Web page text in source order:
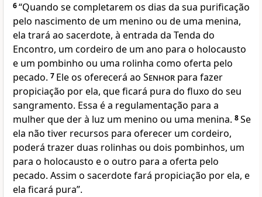
6“Quando se completarem os dias da sua purificação
pelo nascimento de um menino ou de uma menina,
ela trará ao sacerdote, à entrada da Tenda do
Encontro, um cordeiro de um ano para o holocausto
e um pombinho ou uma rolinha como oferta pelo
pecado. 7 Ele os oferecerá ao Senhor para fazer
propiciação por ela, que ficará pura do fluxo do seu
sangramento. Essa é a regulamentação para a
mulher que der à luz um menino ou uma menina. 8Se
ela não tiver recursos para oferecer um cordeiro,
poderá trazer duas rolinhas ou dois pombinhos, um
para o holocausto e o outro para a oferta pelo
pecado. Assim o sacerdote fará propiciação por ela, e
ela ficará pura”.